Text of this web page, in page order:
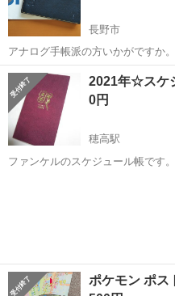
長野市
アナログ手帳派の方いかがですか。
長野 長野市 手帳
2021年☆スケ
0円
穂高駅
ファンケルのスケジュール帳です
ポケモン ポス